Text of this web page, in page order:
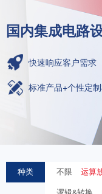
国内集成电路
快速响应客户需求
标准产品+个性定
种类 不限 运算